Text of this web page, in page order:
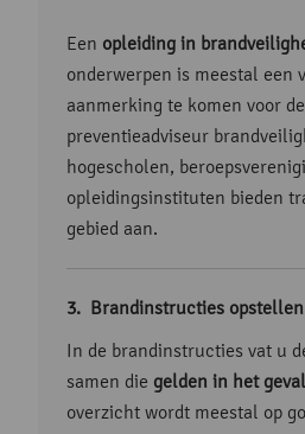
Een opleiding in
onderwerpen is meestal een
aanmerking te komen voor
preventieadviseur
hogescholen,
opleidingsinstituten bieden
gebied aan.
Brandinstructies opstellen
In de brandinstructies vat u
samen die gelden in het
overzicht wordt meestal op